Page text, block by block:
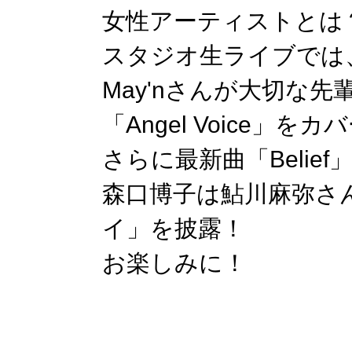
女性アーティストとは
スタジオ生ライブでは
May'nさんが大切な先
「Angel Voice」をカ
さらに最新曲「Belief
森口博子は鮎川麻弥さ
イ」を披露！
お楽しみに！